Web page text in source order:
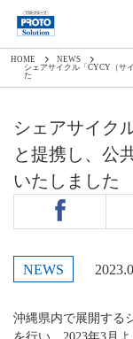
HOME
NEWS
シェアサイクル「CYCY（サ
た
シェアサイク
と提携し、公
いたしました
NEWS
沖縄県内で展開する